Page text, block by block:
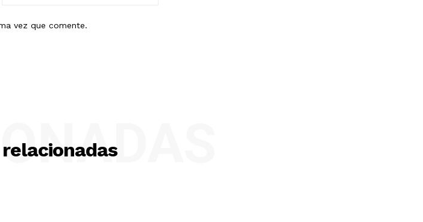
vez que comente.